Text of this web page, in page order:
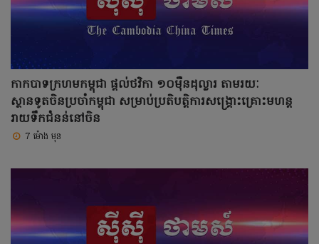
កាកបាទក្រហមកម្ពុជា ផ្តល់ថវិកា ១០ម៉ឺនដុល្លារ តាមរយៈ
ស្ថានទូតចិនប្រចាំកម្ពុជា សម្រាប់ប្រតិបត្តិការសង្គ្រោះគ្រោះមហន្ត
រាយទឹកជំនន់នៅចិន
7 ម៉ោង មុន